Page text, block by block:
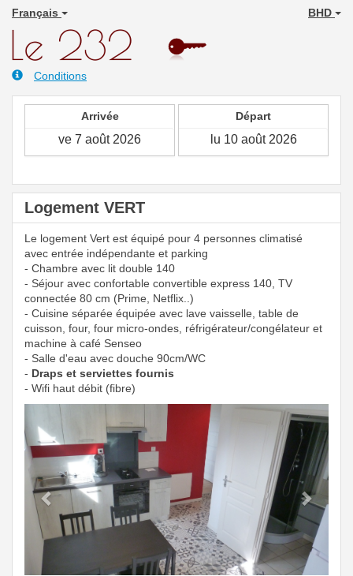
Français BHD
Conditions
Arrivée Départ
Logement VERT
Le logement Vert est équipé pour 4 personnes climatisé
avec entrée indépendante et parking
- Chambre avec lit double 140
- Séjour avec confortable convertible express 140, TV
connectée 80 cm (Prime, Netflix..)
- Cuisine séparée équipée avec lave vaisselle, table de
cuisson, four, four micro-ondes, réfrigérateur/congélateur et
machine à café Senseo
- Salle d'eau avec douche 90cm/WC
- Draps et serviettes fournis
- Wifi haut débit (fibre)
Previous Next